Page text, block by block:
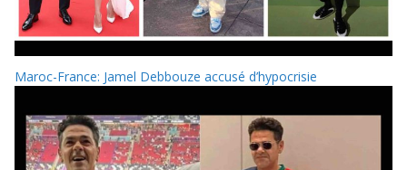
Maroc-France: Jamel Debbouze accusé d’hypocrisie